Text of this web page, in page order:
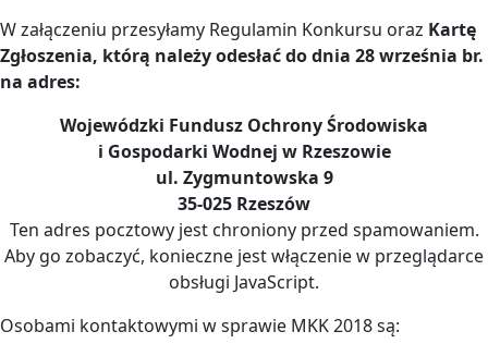
W załączeniu przesyłamy Regulamin Konkursu oraz Kartę
Zgłoszenia, którą należy odesłać do dnia 28 września br.
na adres:
Wojewódzki Fundusz Ochrony Środowiska
i Gospodarki Wodnej w Rzeszowie
ul. Zygmuntowska 9
35-025 Rzeszów
Ten adres pocztowy jest chroniony przed spamowaniem.
Aby go zobaczyć, konieczne jest włączenie w przeglądarce
obsługi JavaScript.
Osobami kontaktowymi w sprawie MKK 2018 są: